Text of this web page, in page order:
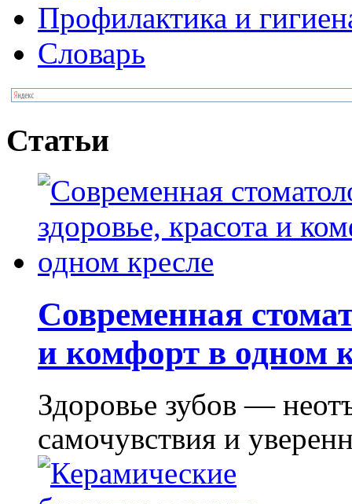
Профилактика и
Словарь
Статьи
Современная
и комфорт в одном
Здоровье зубов —
самочувствия и